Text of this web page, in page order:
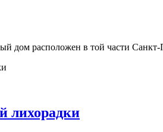
дом расположен в той части
лихорадки